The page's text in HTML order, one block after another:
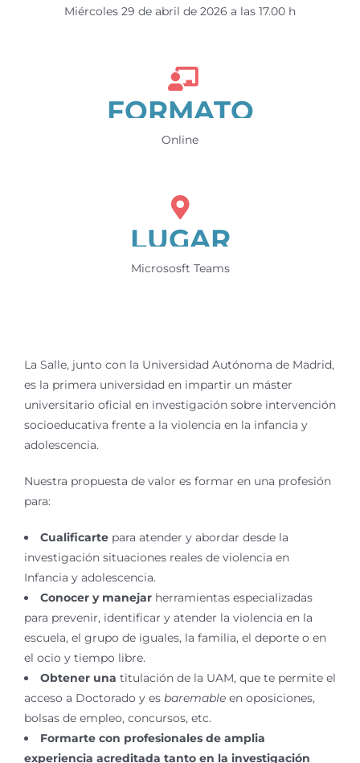
Miércoles 29 de abril de 2026 a las 17.00 h
FORMATO
Online
LUGAR
Micrososft Teams
La Salle, junto con la Universidad Autónoma de Madrid,
es la primera universidad en impartir un máster
universitario oficial en investigación sobre intervención
socioeducativa frente a la violencia en la infancia y
adolescencia.
Nuestra propuesta de valor es formar en una profesión
para:
Cualificartepara atender y abordar desde la
investigación situaciones reales de violencia en
Infancia y adolescencia.
Conocer y manejar herramientas especializadas
para prevenir, identificar y atender la violencia en la
escuela, el grupo de iguales, la familia, el deporte o en
el ocio y tiempo libre.
Obtener una titulación de la UAM, que te permite el
acceso a Doctorado y es baremable en oposiciones,
bolsas de empleo, concursos, etc.
Formarte con profesionales de amplia
experiencia acreditada tanto en la investigación